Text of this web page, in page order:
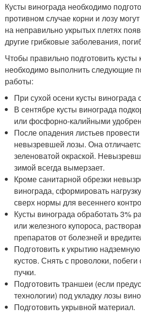
Кусты винограда необходимо
противном случае корни и лозу
на неправильно укрытых плетях
другие грибковые заболевания,
Чтобы правильно подготовить кусты
необходимо выполнить следующие
работы:
При сухой осени кусты винограда
В сентябре кусты винограда
или фосфорно-калийными
После опадения листьев провести
невызревшей лозы. Она
зеленоватой окраской.
зимой всегда вымерзает.
Кроме санитарной обрезки
винограда, сформировать
сверх нормы для весеннего
Кусты винограда обработать 3%
или железного купороса,
препаратов от болезней и
Подготовить к укрытию
кустов. Снять с проволоки,
пучки.
Подготовить траншеи (если
технологии) под укладку лозы
Подготовить укрывной материал.